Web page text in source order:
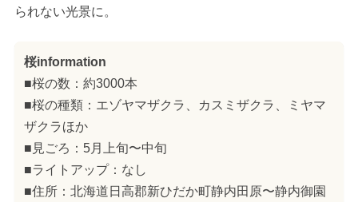
られない光景に。
桜information
■桜の数：約3000本
■桜の種類：エゾヤマザクラ、カスミザクラ、ミヤマ
ザクラほか
■見ごろ：5月上旬〜中旬
■ライトアップ：なし
■住所：北海道日高郡新ひだか町静内田原〜静内御園